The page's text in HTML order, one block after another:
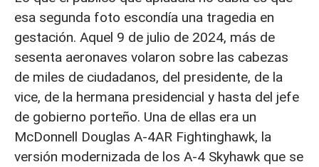
esa segunda foto escondía una tragedia en
gestación. Aquel 9 de julio de 2024, más de
sesenta aeronaves volaron sobre las cabezas
de miles de ciudadanos, del presidente, de la
vice, de la hermana presidencial y hasta del jefe
de gobierno porteño. Una de ellas era un
McDonnell Douglas A-4AR Fightinghawk, la
versión modernizada de los A-4 Skyhawk que se